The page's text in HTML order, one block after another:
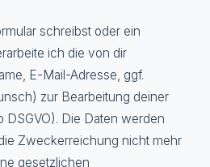
schreibst oder ein
ich die von dir
E-Mail-Adresse, ggf.
zur Bearbeitung deiner
DSGVO). Die Daten werden
Zweckerreichung nicht mehr
gesetzlichen